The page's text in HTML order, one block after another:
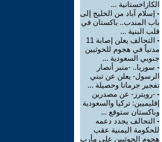
الكازاخستانية ...
- إسلام آباد من الخليج إلى
باب المندب.. باكستان في
قلب البنية ...
-
التحالف يعلن إصابة 11
مدنياً في هجوم للحوثيين
جنوبي السعودية ...
- سوريا.. -منبر أنصار
الرسول- يعلن عن تبني
تفجير جرمانا وحصيلة ...
- -رويترز- عن مصدرين
إقليميين: تركيا والسعودية
وباكستان ستوقع ...
- التحالف يجدد دعمه
للحكومة اليمنية عقب
هجوم الحوثيين على مأرب